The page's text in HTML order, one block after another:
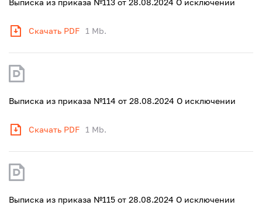
Выписка из приказа №113 от 28.08.2024 О исключении
Скачать PDF 1 Mb.
Выписка из приказа №114 от 28.08.2024 О исключении
Скачать PDF 1 Mb.
Выписка из приказа №115 от 28.08.2024 О исключении